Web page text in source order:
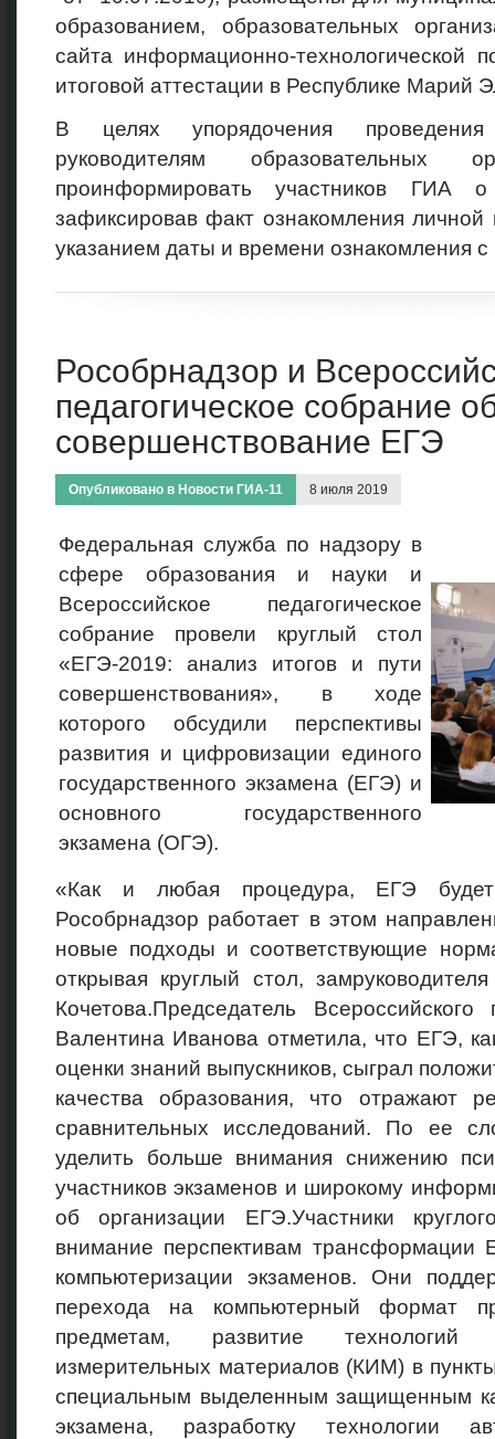
образованием, образовательных
сайта информационно-технологической
итоговой аттестации в Республике
В целях упорядочения
руководителям образовательных
проинформировать участников ГИА о
зафиксировав факт ознакомления
указанием даты и времени ознакомления с
Рособрнадзор и
педагогическое собрание
совершенствование ЕГЭ
Опубликовано в Новости ГИА-11 8 июля 2019
Федеральная служба по надзору в
сфере образования и науки и
Всероссийское педагогическое
собрание провели круглый стол
«ЕГЭ-2019: анализ итогов и пути
совершенствования», в ходе
которого обсудили перспективы
развития и цифровизации единого
государственного экзамена (ЕГЭ) и
основного государственного
экзамена (ОГЭ).
«Как и любая процедура, ЕГЭ будет
Рособрнадзор работает в этом
новые подходы и соответствующие
открывая круглый стол,
Кочетова.Председатель Всероссийского
Валентина Иванова отметила, что ЕГЭ,
оценки знаний выпускников, сыграл
качества образования, что отражают
сравнительных исследований. По ее
уделить больше внимания снижению
участников экзаменов и широкому
об организации ЕГЭ.Участники
внимание перспективам трансформации
компьютеризации экзаменов. Они
перехода на компьютерный формат
предметам, развитие технологий
измерительных материалов (КИМ) в
специальным выделенным защищенным
экзамена, разработку технологии